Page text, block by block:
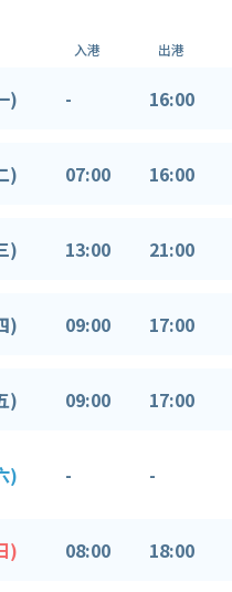
入港 出港
) - 16:00
) 07:00 16:00
) 13:00 21:00
) 09:00 17:00
) 09:00 17:00
) - -
) 08:00 18:00